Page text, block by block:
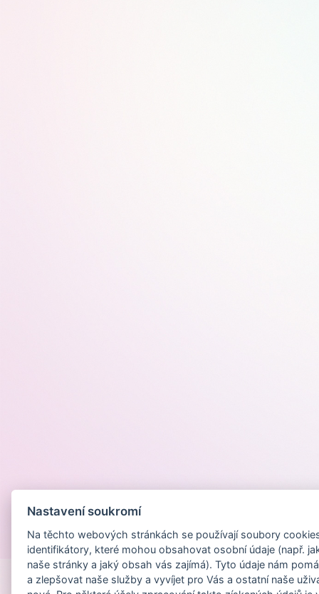
Provozováno
Nastavení soukromí
Na těchto webových stránkách se používají soubory
identifikátory, které mohou obsahovat osobní údaje (např.
naše stránky a jaký obsah vás zajímá). Tyto údaje nám
a zlepšovat naše služby a vyvíjet pro Vás a ostatní naše